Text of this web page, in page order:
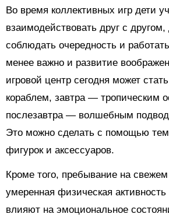
Во время коллективных игр дети
взаимодействовать друг с другом,
соблюдать очередность и
менее важно и развитие
игровой центр сегодня может
кораблем, завтра — тропическим
послезавтра — волшебным
Это можно сделать с помощью
фигурок и аксессуаров.
Кроме того, пребывание на
умеренная физическая
влияют на эмоциональное